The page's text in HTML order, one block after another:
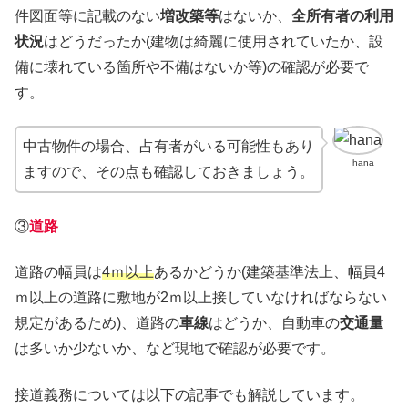
件図面等に記載のない増改築等はないか、 全所有者の利用
状況はどうだったか(建物は綺麗に使用されていたか、設
備に壊れている箇所や不備はないか等)の確認が必要で
す。
hana
中古物件の場合、占有者がいる可能性もあり
ますので、その点も確認しておきましょう。
③道路
道路の幅員は4ｍ以上あるかどうか(建築基準法上、幅員4
ｍ以上の道路に敷地が2ｍ以上接していなければならない
規定があるため)、道路の車線はどうか、自動車の交通量
は多いか少ないか、など現地で確認が必要です。
接道義務については以下の記事でも解説しています。